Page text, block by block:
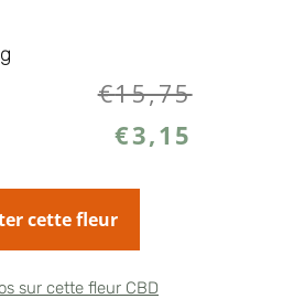
€15,75
€3,15
cette fleur
sur cette fleur CBD